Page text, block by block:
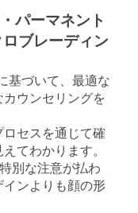
パーマネント
ブレーディン
基づいて、最適な
ウンセリングを
セスを通じて確
てわかります。
別な注意が払わ
ンよりも顔の形